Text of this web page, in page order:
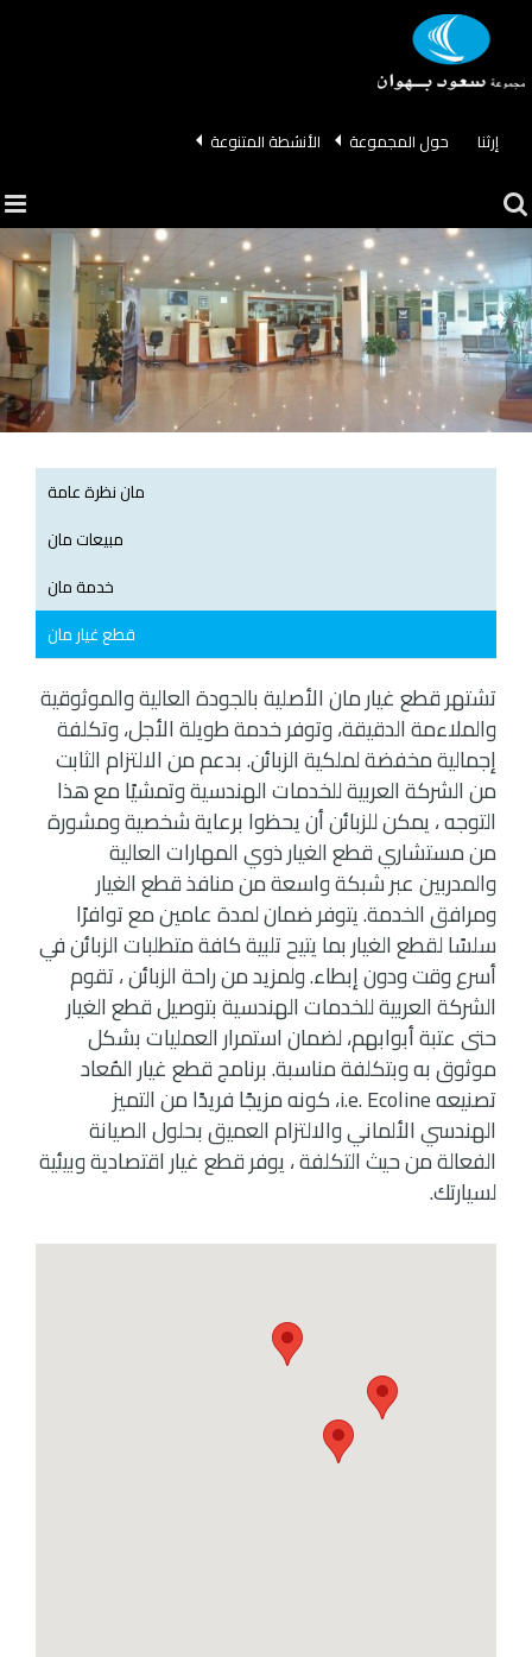
content
إرثنا حول المجموعة الأنشطة المتنوعة
مان نظرة عامة
مبيعات مان
خدمة مان
قطع غيار مان
تشتهر قطع غيار مان الأصلية بالجودة العالية والموثوقية
والملاءمة الدقيقة، وتوفر خدمة طويلة الأجل، وتكلفة
إجمالية مخفضة لملكية الزبائن. بدعم من الالتزام الثابت
من الشركة العربية للخدمات الهندسية وتمشيًا مع هذا
التوجه ، يمكن للزبائن أن يحظوا برعاية شخصية ومشورة
من مستشاري قطع الغيار ذوي المهارات العالية
والمدربين عبر شبكة واسعة من منافذ قطع الغيار
ومرافق الخدمة. يتوفر ضمان لمدة عامين مع توافرًا
سلسًا لقطع الغيار بما يتيح تلبية كافة متطلبات الزبائن في
أسرع وقت ودون إبطاء. ولمزيد من راحة الزبائن ، تقوم
الشركة العربية للخدمات الهندسية بتوصيل قطع الغيار
حتى عتبة أبوابهم، لضمان استمرار العمليات بشكل
موثوق به وبتكلفة مناسبة. برنامج قطع غيار المُعاد
تصنيعه i.e. Ecoline، كونه مزيجًا فريدًا من التميز
الهندسي الألماني والالتزام العميق بحلول الصيانة
الفعالة من حيث التكلفة ، يوفر قطع غيار اقتصادية وبيئية
لسيارتك.